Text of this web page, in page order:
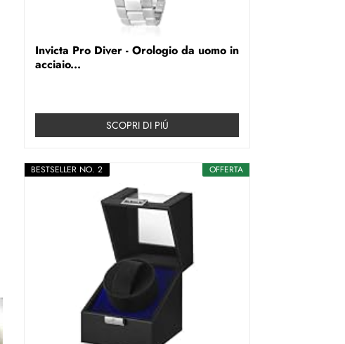
Invicta Pro Diver - Orologio da uomo in
acciaio...
SCOPRI DI PIÚ
OFFERTA
BESTSELLER NO. 2